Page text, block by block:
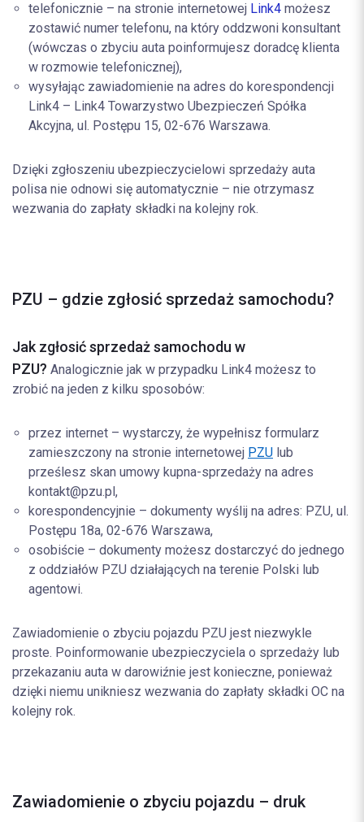
telefonicznie – na stronie internetowej Link4 możesz
zostawić numer telefonu, na który oddzwoni konsultant
(wówczas o zbyciu auta poinformujesz doradcę klienta
w rozmowie telefonicznej),
wysyłając zawiadomienie na adres do korespondencji
Link4 – Link4 Towarzystwo Ubezpieczeń Spółka
Akcyjna, ul. Postępu 15, 02-676 Warszawa.
Dzięki zgłoszeniu ubezpieczycielowi sprzedaży auta
polisa nie odnowi się automatycznie – nie otrzymasz
wezwania do zapłaty składki na kolejny rok.
PZU – gdzie zgłosić sprzedaż samochodu?
Jak zgłosić sprzedaż samochodu w
PZU? Analogicznie jak w przypadku Link4 możesz to
zrobić na jeden z kilku sposobów:
przez internet – wystarczy, że wypełnisz formularz
zamieszczony na stronie internetowej PZU lub
prześlesz skan umowy kupna-sprzedaży na adres
kontakt@pzu.pl,
korespondencyjnie – dokumenty wyślij na adres: PZU, ul.
Postępu 18a, 02-676 Warszawa,
osobiście – dokumenty możesz dostarczyć do jednego
z oddziałów PZU działających na terenie Polski lub
agentowi.
Zawiadomienie o zbyciu pojazdu PZU jest niezwykle
proste. Poinformowanie ubezpieczyciela o sprzedaży lub
przekazaniu auta w darowiźnie jest konieczne, ponieważ
dzięki niemu unikniesz wezwania do zapłaty składki OC na
kolejny rok.
Zawiadomienie o zbyciu pojazdu – druk